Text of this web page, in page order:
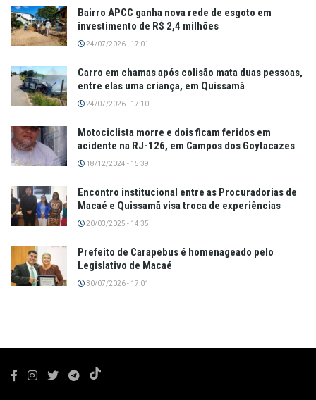
Bairro APCC ganha nova rede de esgoto em
investimento de R$ 2,4 milhões
24/07/2026 - 17:01
Carro em chamas após colisão mata duas pessoas,
entre elas uma criança, em Quissamã
24/07/2026 - 17:10
Motociclista morre e dois ficam feridos em
acidente na RJ-126, em Campos dos Goytacazes
18/12/2024 - 15:39
Encontro institucional entre as Procuradorias de
Macaé e Quissamã visa troca de experiências
20/03/2025 - 14:35
Prefeito de Carapebus é homenageado pelo
Legislativo de Macaé
30/07/2026 - 17:01